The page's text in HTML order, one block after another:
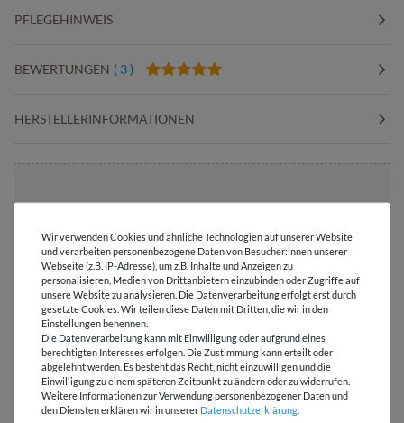
PFLEGEHINWEIS
BEWERTUNGEN ( 3 )
HERSTELLERINFORMATIONEN
Lieferung mit DHL
E-Mail Kundenservice
Antwort in 24h
Über 98% positive
Bewertungen
Über 110 Gratis
Schnittmuster für Dich
Wir verwenden Cookies und ähnliche Technologien auf unserer Website
und verarbeiten personenbezogene Daten von Besucher:innen unserer
Webseite (z.B. IP-Adresse), um z.B. Inhalte und Anzeigen zu
personalisieren, Medien von Drittanbietern einzubinden oder Zugriffe auf
unsere Website zu analysieren. Die Datenverarbeitung erfolgt erst durch
gesetzte Cookies. Wir teilen diese Daten mit Dritten, die wir in den
Einstellungen benennen.
Die Datenverarbeitung kann mit Einwilligung oder aufgrund eines
berechtigten Interesses erfolgen. Die Zustimmung kann erteilt oder
abgelehnt werden. Es besteht das Recht, nicht einzuwilligen und die
Einwilligung zu einem späteren Zeitpunkt zu ändern oder zu widerrufen.
Weitere Informationen zur Verwendung personenbezogener Daten und
den Diensten erklären wir in unserer Daten­schutz­erklärung